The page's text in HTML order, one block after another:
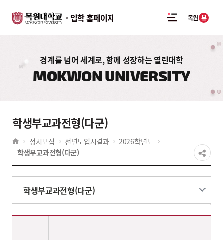
입학 홈페이지 목원 뷰
경계를 넘어 세계로, 함께 성장하는 열린대학
MOKWON UNIVERSITY
학생부교과전형(다군)
정시모집 전년도입시결과
2026학년도
학생부교과전형(다군)
학생부교과전형(다군)
2026학년도 전년도입시결과 실기/실적위주(일반학생전형)-정시 나군 - 계열,대학,학과(부),전공,실기/실적위주(일반학생전형)-정시 나군(모집인원,경쟁률,수능환산점수(평균,만점)) 정보제공